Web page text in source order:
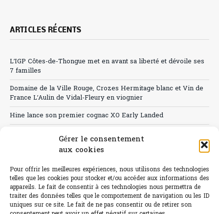
Gérer le consentement
aux cookies
Pour offrir les meilleures expériences, nous utilisons des technologies
telles que les cookies pour stocker et/ou accéder aux informations des
appareils. Le fait de consentir à ces technologies nous permettra de
traiter des données telles que le comportement de navigation ou les ID
uniques sur ce site. Le fait de ne pas consentir ou de retirer son
ARTICLES RÉCENTS
L’IGP Côtes-de-Thongue met en avant sa liberté et dévoile ses
7 familles
Domaine de la Ville Rouge, Crozes Hermitage blanc et Vin de
France L’Aulin de Vidal-Fleury en viognier
Hine lance son premier cognac XO Early Landed
Sélection de rosés 2026